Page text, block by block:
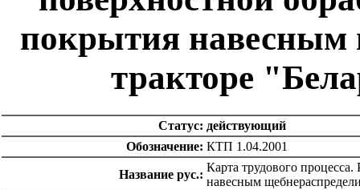
покрытия навесным
тракторе
Статус: действующий
Обозначение: КТП 1.04.2001
Название рус.:
Карта трудового
навесным